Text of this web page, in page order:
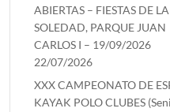
ABIERTAS – FIESTAS DE LA
SOLEDAD, PARQUE JUAN
CARLOS I – 19/09/2026
22/07/2026
XXX CAMPEONATO DE
KAYAK POLO CLUBES